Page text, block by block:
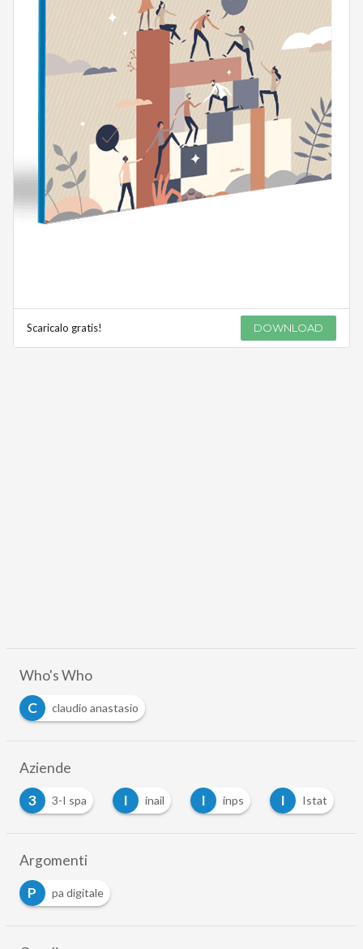
Scaricalo gratis! DOWNLOAD
Who's Who
C
claudio anastasio
Aziende
3
3-I spa I inail I inps I Istat
Argomenti
P
pa digitale